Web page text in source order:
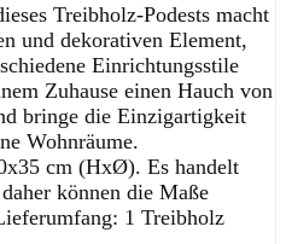
Treibholz-Podests macht
und dekorativen Element,
Einrichtungsstile
Zuhause einen Hauch von
bringe die Einzigartigkeit
Wohnräume.
cm (HxØ). Es handelt
können die Maße
1 Treibholz